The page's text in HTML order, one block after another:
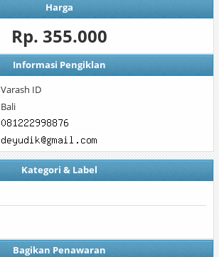
Harga
Rp. 355.000
Informasi Pengiklan
Varash ID
Bali
Kategori & Label
Bagikan Penawaran